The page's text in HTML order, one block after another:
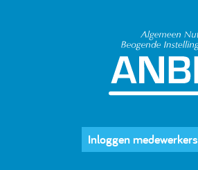
Inloggen medewerkers